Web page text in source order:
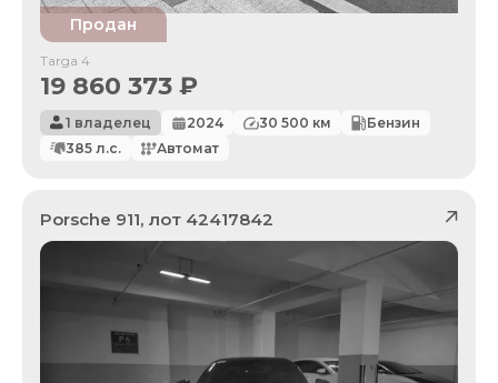
Продан
Targa 4
19 860 373 ₽
1 владелец 2024 30 500 км
Бензин
385 л.с. Автомат
Porsche 911, лот 42417842